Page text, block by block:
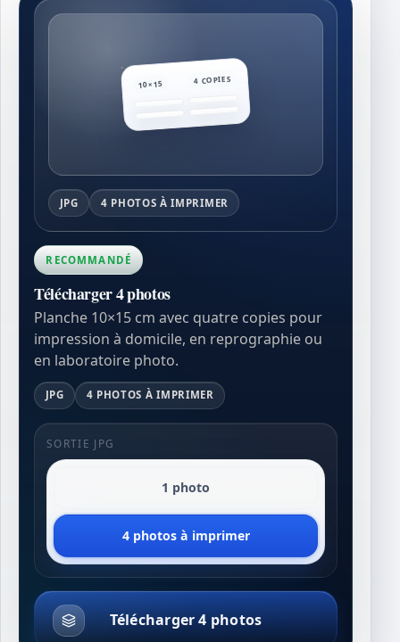
10×15 4 COPIES
JPG 4 PHOTOS À IMPRIMER
RECOMMANDÉ
Télécharger 4 photos
Planche 10×15 cm avec quatre copies pour
impression à domicile, en reprographie ou
en laboratoire photo.
JPG 4 PHOTOS À IMPRIMER
SORTIE JPG
1 photo
4 photos à imprimer
Télécharger 4 photos